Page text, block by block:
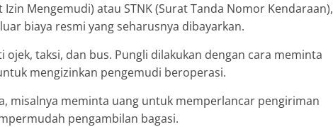
Mengemudi) atau STNK (Surat Tanda Nomor Kendaraan),
biaya resmi yang seharusnya dibayarkan.
taksi, dan bus. Pungli dilakukan dengan cara meminta
mengizinkan pengemudi beroperasi.
misalnya meminta uang untuk memperlancar pengiriman
pengambilan bagasi.